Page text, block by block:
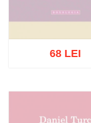
68 LEI